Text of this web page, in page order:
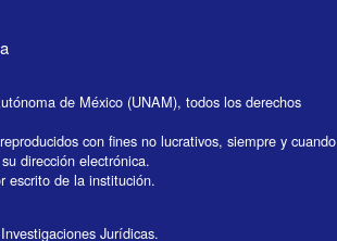
de México (UNAM), todos los derechos
con fines no lucrativos, siempre y cuando
dirección electrónica.
escrito de la institución.
Jurídicas.